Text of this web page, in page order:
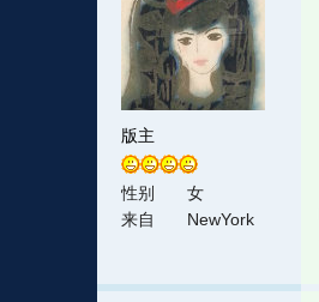
版主
性别
女
来自
NewYork